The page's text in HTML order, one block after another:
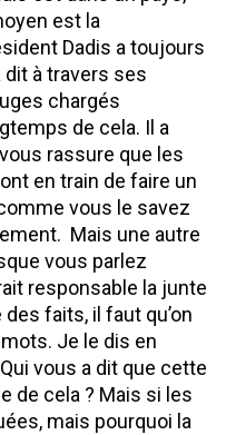
est la
Dadis a toujours
dit à travers ses
chargés
de cela. Il a
rassure que les
en train de faire un
vous le savez
Mais une autre
vous parlez
responsable la junte
faits, il faut qu’on
Je le dis en
vous a dit que cette
de cela ? Mais si les
mais pourquoi la